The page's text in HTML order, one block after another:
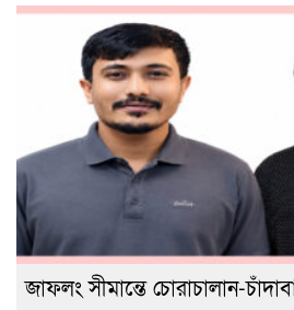
জাফলং সীমান্তে চোরাচালান-